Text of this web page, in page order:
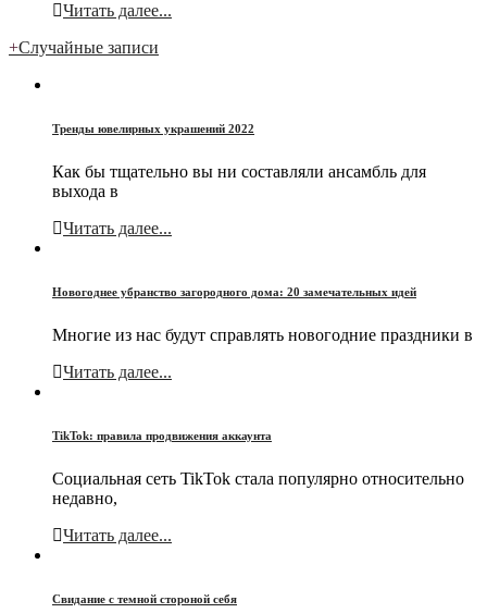
Читать далее...
+Случайные записи
Тренды ювелирных украшений 2022
Как бы тщательно вы ни составляли ансамбль для
выхода в
Читать далее...
Новогоднее убранство загородного дома: 20 замечательных идей
Многие из нас будут справлять новогодние праздники в
Читать далее...
TikTok: правила продвижения аккаунта
Социальная сеть TikTok стала популярно относительно
недавно,
Читать далее...
Свидание с темной стороной себя